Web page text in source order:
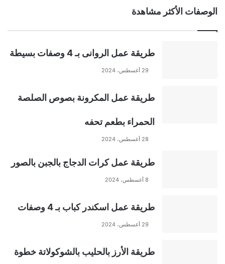
lالوصفات الأكثر مشاهدة
طريقة عمل الروانى بـ 4 وصفات بسيطة
29 أغسطس، 2024
طريقة عمل المكرونة بصوص الصلصة
الحمراء بطعم تحفه
28 أغسطس، 2024
طريقة عمل كرات الدجاج بالجبن بالصور
8 أغسطس، 2024
طريقة عمل اسكندر كباب بـ 4 وصفات
29 أغسطس، 2024
طريقة الأرز بالحليب بالشوكولاتة خطوة